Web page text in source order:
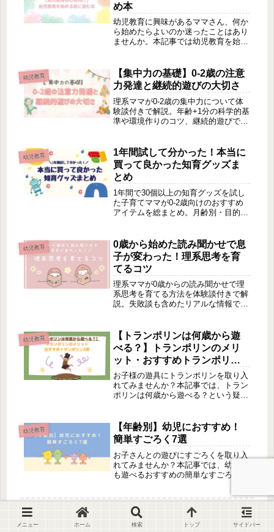
め本
幼児教育に興味があるママさん、何か
ら始めたらよいのか迷ったことはあり
ませんか。本記事では幼児教育を始め
の育児を控えるママさんにおすすめの
読んでよかったと思える本を感想を交
えながら解説しています。
幼児教育
【集中力の基礎】0-2歳の注意
力発達と継続的遊びの大切さ
理系ママが0-2歳の集中力について体
験談付きで解説。年齢+1分の科学的基
準や環境作りのコツ、継続的遊びで理
幼児教育
1年間試して分かった！本当に
買って良かった知育グッズま
とめ
1年間で30個以上の知育グッズを試し
た子育てママが0-2歳向けのおすすめ
アイテムを総まとめ。月齢別・目的
幼児教育
0歳から始めた読み聞かせで息
子が変わった！理系思考を育
てるコツ
理系ママが0歳からの読み聞かせで理
系思考を育てる方法を体験談付きで解
説。失敗談も含めたリアルな情報で、
幼児教育
【トランポリンは何歳から遊
べる？】トランポリンのメリ
ット・おすすめトランポリン3
選
お子様の遊具にトランポリンを取り入
れてみませんか？本記事では、トラン
ポリンは何歳から遊べる？という疑問
れることができるおすすめの遊び方や
商品をまとめています。
幼児教育
【年齢別】幼児におすすめ！
簡単すごろく7選
お子さんとの遊びにすごろくを取り入
れてみませんか？本記事では、幼児で
も遊べるおすすめの簡単なすごろく
いてまとめています。すごろくを手作
りしてみたいというママさんや、まず
は無料で遊んでみたいというママさん
にもお役立ちの内容となっています。
メニュー ホーム 検索 トップ サイドバー